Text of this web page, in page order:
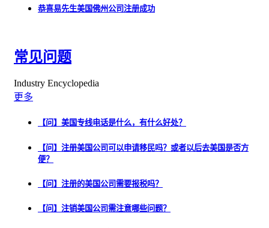
恭喜易先生美国佛州公司注册成功
常见问题
Industry Encyclopedia
更多
【问】美国专线电话是什么，有什么好处？
【问】注册美国公司可以申请移民吗？或者以后去美国是否方
便？
【问】注册的美国公司需要报税吗？
【问】注销美国公司需注意哪些问题？